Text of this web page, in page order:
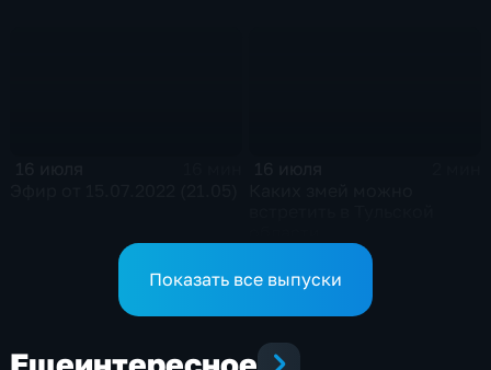
Показать все выпуски